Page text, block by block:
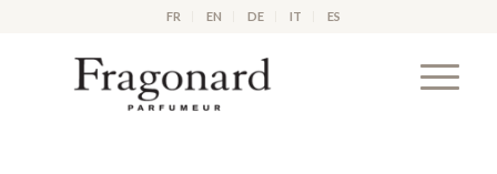
FR EN DE IT ES